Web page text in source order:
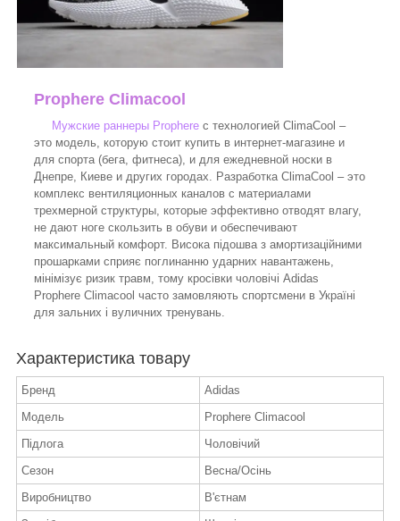
Prophere Climacool
Мужские раннеры Prophere с технологией ClimaCool –
это модель, которую стоит купить в интернет-магазине и
для спорта (бега, фитнеса), и для ежедневной носки в
Днепре, Киеве и других городах. Разработка ClimaCool – это
комплекс вентиляционных каналов с материалами
трехмерной структуры, которые эффективно отводят влагу,
не дают ноге скользить в обуви и обеспечивают
максимальный комфорт. Висока підошва з амортизаційними
прошарками сприяє поглинанню ударних навантажень,
мінімізує ризик травм, тому кросівки чоловічі Adidas
Prophere Climacool часто замовляють спортсмени в Україні
для зальних і вуличних тренувань.
Характеристика товару
Бренд
Adidas
Модель
Prophere Climacool
Підлога
Чоловічий
Сезон
Весна/Осінь
Виробництво
В'єтнам